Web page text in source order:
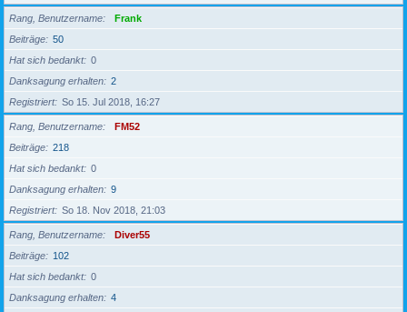
Rang, Benutzername
Frank
Beiträge
50
Hat sich bedankt
0
Danksagung erhalten
2
Registriert
So 15. Jul 2018, 16:27
Rang, Benutzername
FM52
Beiträge
218
Hat sich bedankt
0
Danksagung erhalten
9
Registriert
So 18. Nov 2018, 21:03
Rang, Benutzername
Diver55
Beiträge
102
Hat sich bedankt
0
Danksagung erhalten
4